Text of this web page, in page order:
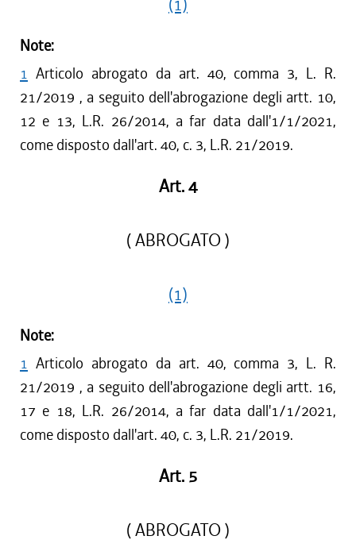
(1)
Note:
1 Articolo abrogato da art. 40, comma 3, L. R.
21/2019 , a seguito dell'abrogazione degli artt. 10,
12 e 13, L.R. 26/2014, a far data dall'1/1/2021,
come disposto dall'art. 40, c. 3, L.R. 21/2019.
Art. 4
( ABROGATO )
(1)
Note:
1 Articolo abrogato da art. 40, comma 3, L. R.
21/2019 , a seguito dell'abrogazione degli artt. 16,
17 e 18, L.R. 26/2014, a far data dall'1/1/2021,
come disposto dall'art. 40, c. 3, L.R. 21/2019.
Art. 5
( ABROGATO )